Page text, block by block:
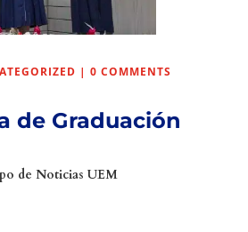
| 0 COMMENTS
de Graduación
de Noticias UEM